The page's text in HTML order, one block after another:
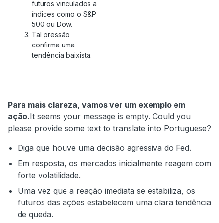
futuros vinculados a
índices como o S&P
500 ou Dow.
Tal pressão
confirma uma
tendência baixista.
Para mais clareza, vamos ver um exemplo em
ação.It seems your message is empty. Could you
please provide some text to translate into Portuguese?
Diga que houve uma decisão agressiva do Fed.
Em resposta, os mercados inicialmente reagem com
forte volatilidade.
Uma vez que a reação imediata se estabiliza, os
futuros das ações estabelecem uma clara tendência
de queda.